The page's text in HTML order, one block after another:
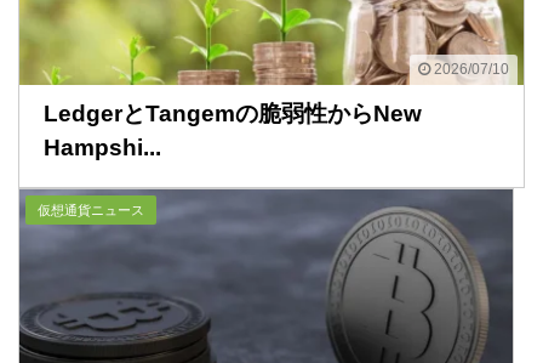
2026/07/10
LedgerとTangemの脆弱性からNew
Hampshi...
仮想通貨ニュース